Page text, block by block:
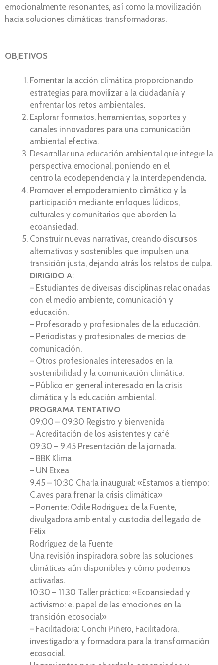
emocionalmente resonantes, así como la movilización
hacia soluciones climáticas transformadoras.
OBJETIVOS
Fomentar la acción climática proporcionando
estrategias para movilizar a la ciudadanía y
enfrentar los retos ambientales.
Explorar formatos, herramientas, soportes y
canales innovadores para una comunicación
ambiental efectiva.
Desarrollar una educación ambiental que integre la
perspectiva emocional, poniendo en el
centro la ecodependencia y la interdependencia.
Promover el empoderamiento climático y la
participación mediante enfoques lúdicos,
culturales y comunitarios que aborden la
ecoansiedad.
Construir nuevas narrativas, creando discursos
alternativos y sostenibles que impulsen una
transición justa, dejando atrás los relatos de culpa.
DIRIGIDO A:
– Estudiantes de diversas disciplinas relacionadas
con el medio ambiente, comunicación y
educación.
– Profesorado y profesionales de la educación.
– Periodistas y profesionales de medios de
comunicación.
– Otros profesionales interesados en la
sostenibilidad y la comunicación climática.
– Público en general interesado en la crisis
climática y la educación ambiental.
PROGRAMA TENTATIVO
09:00 – 09:30 Registro y bienvenida
– Acreditación de los asistentes y café
09:30 – 9.45 Presentación de la jornada.
– BBK Klima
– UN Etxea
9.45 – 10:30 Charla inaugural: «Estamos a tiempo:
Claves para frenar la crisis climática»
– Ponente: Odile Rodriguez de la Fuente,
divulgadora ambiental y custodia del legado de
Félix
Rodríguez de la Fuente
Una revisión inspiradora sobre las soluciones
climáticas aún disponibles y cómo podemos
activarlas.
10:30 – 11.30 Taller práctico: «Ecoansiedad y
activismo: el papel de las emociones en la
transición ecosocial»
– Facilitadora: Conchi Piñero, Facilitadora,
investigadora y formadora para la transformación
ecosocial.